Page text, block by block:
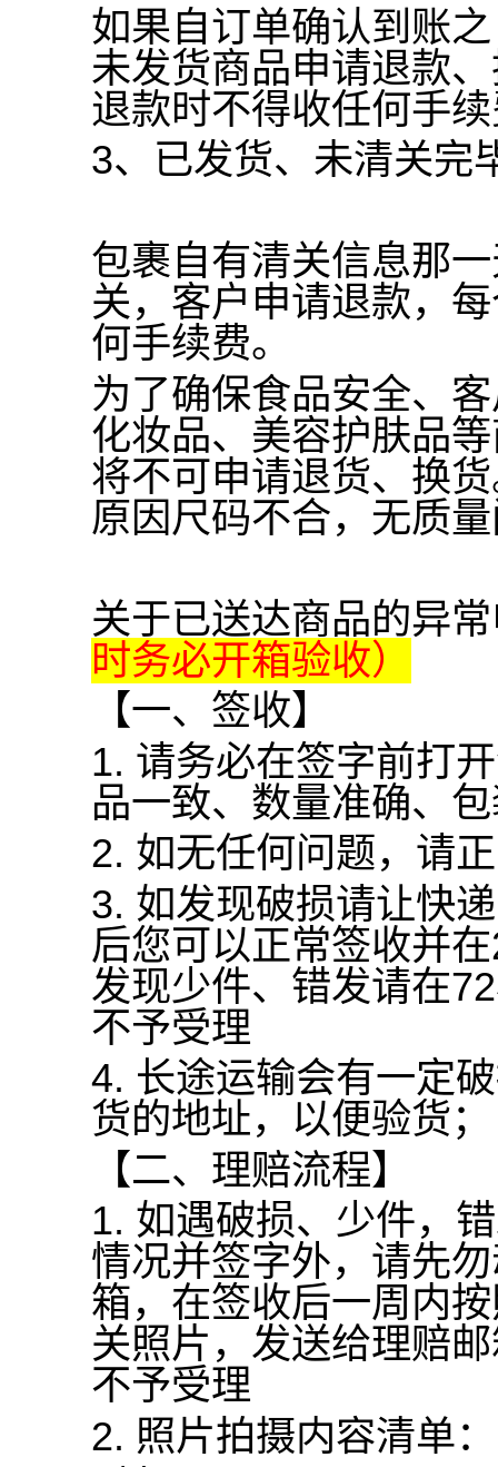
如果自订单确认到账
未发货商品申请退款
退款时不得收任何手
3、已发货、未清关完
包裹自有清关信息那
关，客户申请退款，
何手续费。
为了确保食品安全、
化妆品、美容护肤品
将不可申请退货、换
原因尺码不合，无质
关于已送达商品的异
时务必开箱验收）
【一、签收】
1. 请务必在签字前打
品一致、数量准确、
2. 如无任何问题，请
3. 如发现破损请让快
后您可以正常签收并在
发现少件、错发请在
不予受理
4. 长途运输会有一定
货的地址，以便验货；
【二、理赔流程】
1. 如遇破损、少件，
情况并签字外，请先
箱，在签收后一周内
关照片，发送给理赔
不予受理
2. 照片拍摄内容清单：